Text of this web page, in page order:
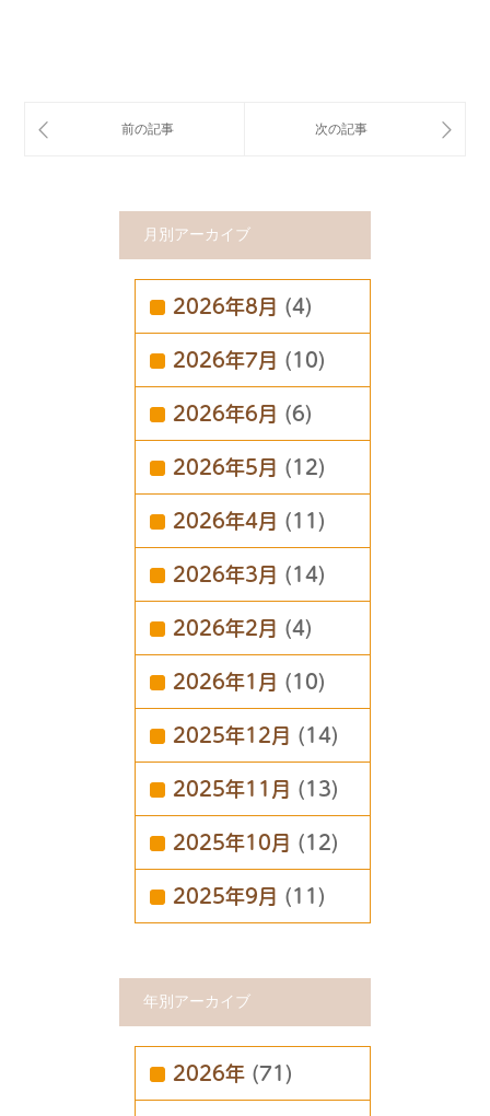
月別アーカイブ
2026年8月 (4)
2026年7月 (10)
2026年6月 (6)
2026年5月 (12)
2026年4月 (11)
2026年3月 (14)
2026年2月 (4)
2026年1月 (10)
2025年12月 (14)
2025年11月 (13)
2025年10月 (12)
2025年9月 (11)
年別アーカイブ
2026年 (71)